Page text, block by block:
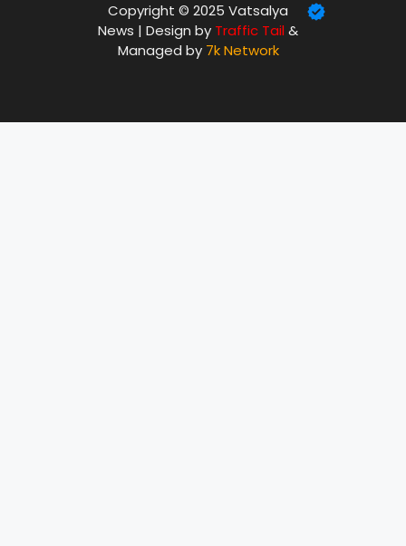
Copyright © 2025 Vatsalya
News | Design by Traffic Tail&
Managed by 7k Network